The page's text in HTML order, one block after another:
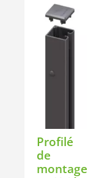
Profilé
de
montage